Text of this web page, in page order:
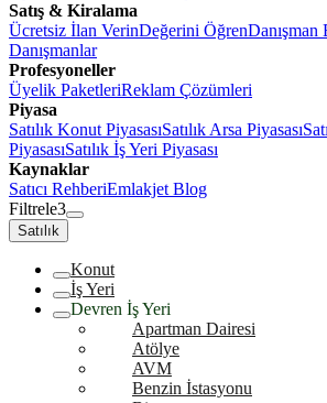
Satış & Kiralama
Ücretsiz İlan VerinDeğerini ÖğrenDanışman
Danışmanlar
Profesyoneller
Üyelik PaketleriReklam Çözümleri
Piyasa
Satılık Konut PiyasasıSatılık Arsa Piyasası
PiyasasıSatılık İş Yeri Piyasası
Kaynaklar
Satıcı RehberiEmlakjet Blog
Filtrele3
Satılık
Konut
İş Yeri
Devren İş Yeri
Apartman Dairesi
Atölye
AVM
Benzin İstasyonu